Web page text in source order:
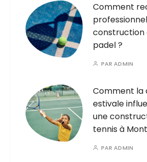
Comment
construction
padel ?
PARADMIN
Comment la
estivale
une
tennis à
PARADMIN